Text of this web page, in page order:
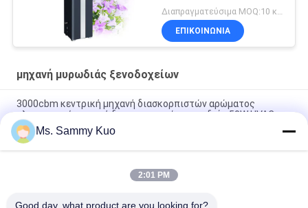
ιδιωτική πρότυπη 500ml
μαύρη ισχυρή
Διαπραγματεύσιμα MOQ:10 κομμάτια
ΕΠΙΚΟΙΝΩΝΊΑ
μηχανή μυρωδιάς ξενοδοχείων
3000cbm κεντρική μηχανή διασκορπιστών αρώματος
κλιματισμού, μηχανή διασκορπιστών μυρωδιάς 50W HVAC
Αργίλιο μηχανών μυρωδιάς ξενοδοχείων αγωγών 50W 4000ml
5000m3 HVAC
Μηχανή μυρωδιάς ξενοδοχείων κρύας διάχυσης 4000ml
Ms. Sammy Kuo
2:01 PM
Good day, what product are you looking for?